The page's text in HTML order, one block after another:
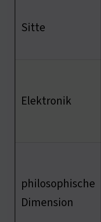
Sitte
Elektronik
philosophische
Dimension